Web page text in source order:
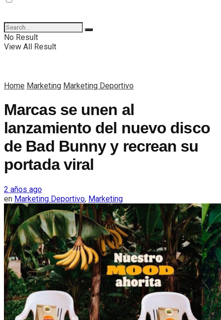
No Result
View All Result
Home Marketing Marketing Deportivo
Marcas se unen al
lanzamiento del nuevo disco
de Bad Bunny y recrean su
portada viral
2 años ago
en Marketing Deportivo, Marketing